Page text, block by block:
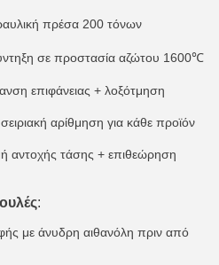
πρέσα 200 τόνων
σε προστασία αζώτου 1600℃
επιφάνειας + λοξότμηση
αρίθμηση για κάθε προϊόν
αντοχής τάσης + επιθεώρηση
:
με άνυδρη αιθανόλη πριν από